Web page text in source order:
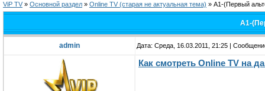
ViP TV » Oсновной раздел » Online TV (старая не актуальная тема) » А1-(Первый
А1-
admin Дата: Среда, 16.03.2011, 21:25 |
Как смотреть Оnline TV на